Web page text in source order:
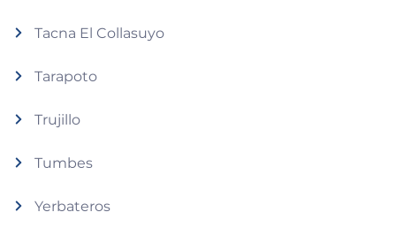
Tacna El Collasuyo
Tarapoto
Trujillo
Tumbes
Yerbateros